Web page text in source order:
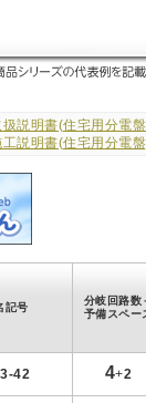
扱説明書(住宅用分電
工説明書(住宅用分電
記号
分岐回路数
予備スペー
42 4+2